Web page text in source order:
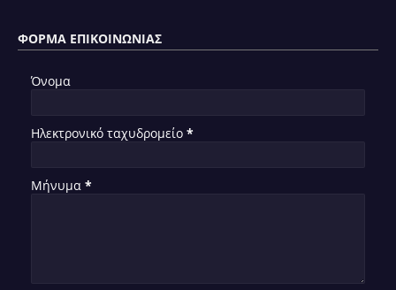
ΦΌΡΜΑ ΕΠΙΚΟΙΝΩΝΊΑΣ
Όνομα
Ηλεκτρονικό ταχυδρομείο *
Μήνυμα *